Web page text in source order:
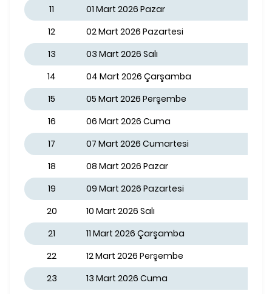
11
01 Mart 2026 Pazar
12
02 Mart 2026 Pazartesi
13
03 Mart 2026 Salı
14
04 Mart 2026 Çarşamba
15
05 Mart 2026 Perşembe
16
06 Mart 2026 Cuma
17
07 Mart 2026 Cumartesi
18
08 Mart 2026 Pazar
19
09 Mart 2026 Pazartesi
20
10 Mart 2026 Salı
21
11 Mart 2026 Çarşamba
22
12 Mart 2026 Perşembe
23
13 Mart 2026 Cuma